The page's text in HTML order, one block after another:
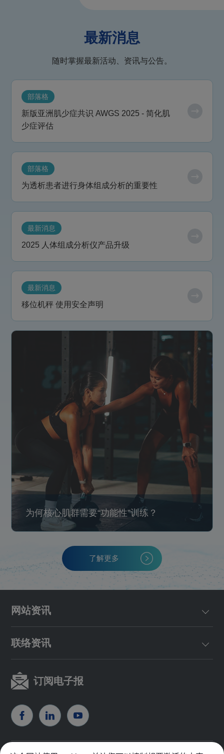
最新消息
随时掌握最新活动、资讯与公告。
部落格
新版亚洲肌少症共识 AWGS 2025 - 简化肌
少症评估
部落格
为透析患者进行身体组成分析的重要性
最新消息
2025 人体组成分析仪产品升级
最新消息
移位机秤 使用安全声明
为何核心肌群需要“功能性”训练？
了解更多
网站资讯
联络资讯
订阅电子报